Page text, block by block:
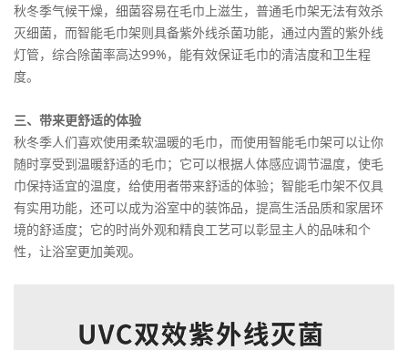
秋冬季气候干燥，细菌容易在毛巾上滋生，普通毛巾架无法有效杀
灭细菌，而智能毛巾架则具备紫外线杀菌功能，通过内置的紫外线
灯管，综合除菌率高达99%，能有效保证毛巾的清洁度和卫生程
度。
三、带来更舒适的体验
秋冬季人们喜欢使用柔软温暖的毛巾，而使用智能毛巾架可以让你
随时享受到温暖舒适的毛巾；它可以根据人体感应调节温度，使毛
巾保持适宜的温度，给使用者带来舒适的体验；智能毛巾架不仅具
有实用功能，还可以成为浴室中的装饰品，提高生活品质和家居环
境的舒适度；它的时尚外观和精良工艺可以彰显主人的品味和个
性，让浴室更加美观。